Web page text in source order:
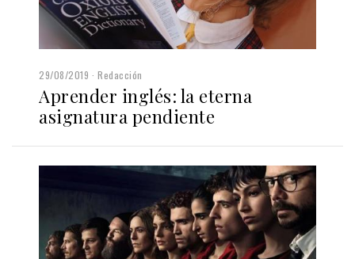
29/08/2019 Redacción
Aprender inglés: la eterna
asignatura pendiente